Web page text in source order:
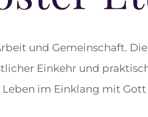
und Gemeinschaft.
Einkehr und
im Einklang mit